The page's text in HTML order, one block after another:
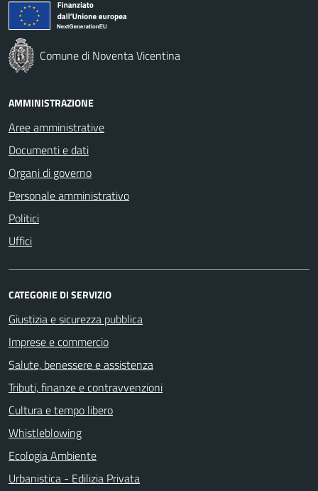
Comune di Noventa Vicentina
AMMINISTRAZIONE
Aree amministrative
Documenti e dati
Organi di governo
Personale amministrativo
Politici
Uffici
CATEGORIE DI SERVIZIO
Giustizia e sicurezza pubblica
Imprese e commercio
Salute, benessere e assistenza
Tributi, finanze e contravvenzioni
Cultura e tempo libero
Whistleblowing
Ecologia Ambiente
Urbanistica - Edilizia Privata